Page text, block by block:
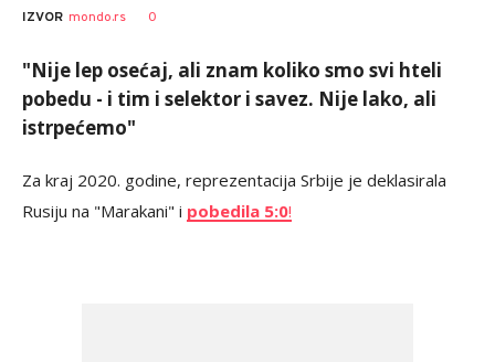
AUTOR Jakovljević
IZVOR mondo.rs 0
"Nije lep osećaj, ali znam koliko smo svi hteli
pobedu - i tim i selektor i savez. Nije lako, ali
istrpećemo"
Za kraj 2020. godine, reprezentacija Srbije je deklasirala
Rusiju na "Marakani" i pobedila 5:0!